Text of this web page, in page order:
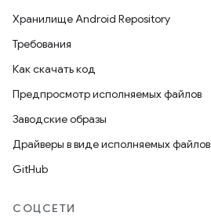
Хранилище Android Repository
Требования
Как скачать код
Предпросмотр исполняемых файлов
Заводские образы
Драйверы в виде исполняемых файлов
GitHub
СОЦСЕТИ